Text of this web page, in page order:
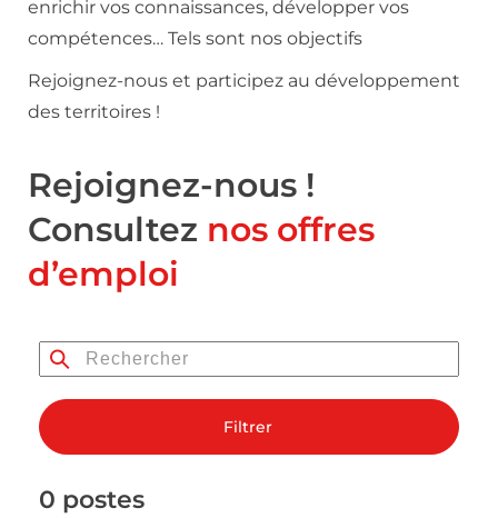
enrichir vos connaissances, développer vos
compétences… Tels sont nos objectifs
Rejoignez-nous et participez au développement
des territoires !
Rejoignez-nous !
Consultez nos offres
d’emploi
Filtrer
0 postes